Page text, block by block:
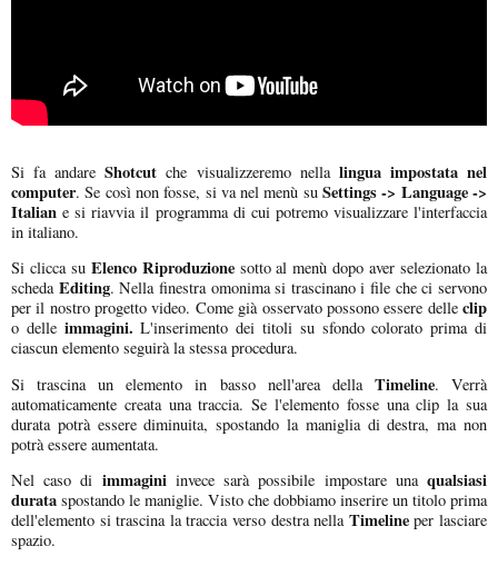
Si fa andareShotcut che visualizzeremo nella lingua impostata nel
computer. Se così non fosse, si va nel menù suSettings -> Language ->
Italian e si riavvia il programma di cui potremo visualizzare l'interfaccia
in italiano.
Si clicca su Elenco Riproduzionesotto al menù dopo aver selezionato la
schedaEditing. Nella finestra omonima si trascinano i file che ci servono
per il nostro progetto video. Come già osservato possono essere delle clip
o delle immagini. L'inserimento dei titoli su sfondo colorato prima di
ciascun elemento seguirà la stessa procedura.
Si trascina un elemento in basso nell'area dellaTimeline. Verrà
automaticamente creata una traccia. Se l'elemento fosse una clip la sua
durata potrà essere diminuita, spostando la maniglia di destra, ma non
potrà essere aumentata.
Nel caso di immaginiinvece sarà possibile impostare unaqualsiasi
durata spostando le maniglie. Visto che dobbiamo inserire un titolo prima
dell'elemento si trascina la traccia verso destra nellaTimelineper lasciare
spazio.